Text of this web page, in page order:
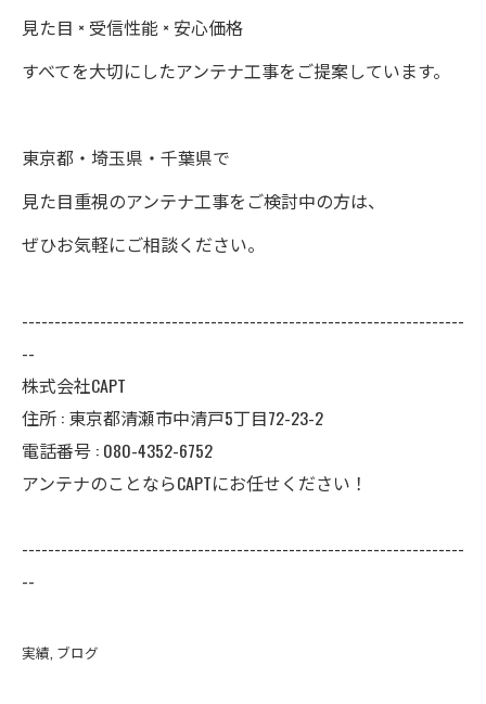
見た目 × 受信性能 × 安心価格
すべてを大切にしたアンテナ工事をご提案しています。
東京都・埼玉県・千葉県で
見た目重視のアンテナ工事をご検討中の方は、
ぜひお気軽にご相談ください。
--------------------------------------------------------------------
--
株式会社CAPT
住所 : 東京都清瀬市中清戸5丁目72-23-2
電話番号 : 080-4352-6752
アンテナのことならCAPTにお任せください！
--------------------------------------------------------------------
--
実績 ブログ